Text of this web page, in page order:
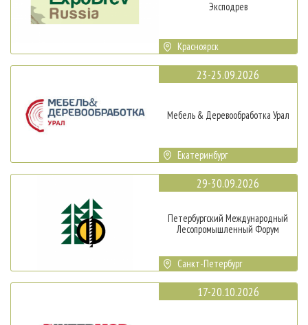
Эксподрев
Красноярск
23-25.09.2026
Мебель & Деревообработка Урал
Екатеринбург
29-30.09.2026
Петербургский Международный
Лесопромышленный Форум
Санкт-Петербург
17-20.10.2026